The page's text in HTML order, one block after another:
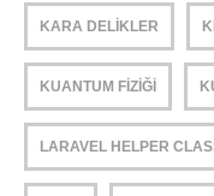
KARA DELIKLER
KUANTUM FIZIĞI
LARAVEL HELPER